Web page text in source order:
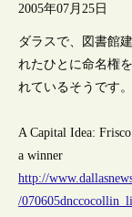
2005年07月25日
ダラスで、図書館
れたひとに命名権
れているそうです。
A Capital Idea:
a winner
http://
/